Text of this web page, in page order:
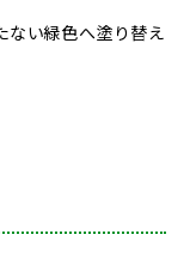
ない緑色へ塗り替え